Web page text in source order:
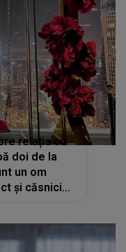
relația cu
doi de la
un om
și căsnicia